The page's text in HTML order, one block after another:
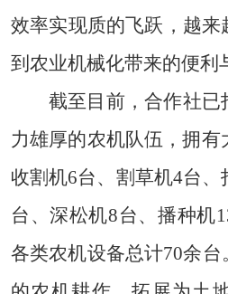
效率实现质的飞跃，越
到农业机械化带来的便利
截至目前，合作社
力雄厚的农机队伍，拥有
收割机6台、割草机4台
台、深松机8台、播种机
各类农机设备总计70余